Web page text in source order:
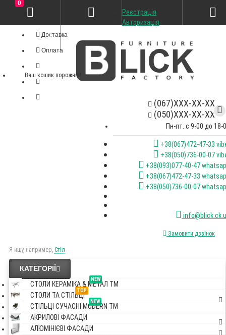
Доставка
Оплата
(067)XXX-XX-XX
(050)XXX-XX-XX
Пн-пт. с 9-00 до 18-
+38(067)472-47-33
+38(050)736-00-07
+38(093)077-40-47
+38(067)472-47-33
+38(050)736-00-07
Замовити дзвінок
Я ищу, например, Стіл
Реєстрація
Авторизація
0
Ваш кошик порожній!
КАТЕГОРІЇ
NEW
СТОЛИ КЕРАМІКА & МЕТАЛ TM
TOP
СТОЛИ ТА СТІЛЬЦІ
NEW
СТІЛЬЦІ СУЧАСНІ MODERN TM
АКРИЛОВІ ФАСАДИ
АЛЮМІНІЄВІ ФАСАДИ